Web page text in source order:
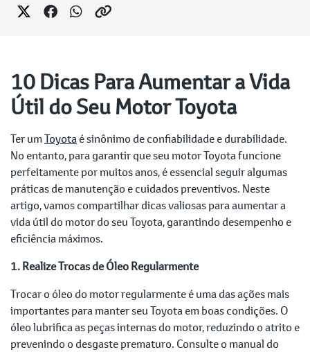
10 Dicas Para Aumentar a Vida
Útil do Seu Motor Toyota
Ter umToyotaé sinônimo de confiabilidade e durabilidade.
No entanto, para garantir que seu motor Toyota funcione
perfeitamente por muitos anos, é essencial seguir algumas
práticas de manutenção e cuidados preventivos. Neste
artigo, vamos compartilhar dicas valiosas para aumentar a
vida útil do motor do seu Toyota, garantindo desempenho e
eficiência máximos.
1. Realize Trocas de Óleo Regularmente
Trocar o óleo do motor regularmente é uma das ações mais
importantes para manter seu Toyota em boas condições. O
óleo lubrifica as peças internas do motor, reduzindo o atrito e
prevenindo o desgaste prematuro. Consulte o manual do